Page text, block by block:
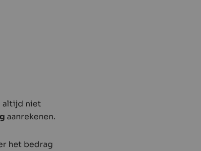
altijd niet
aanrekenen.
het bedrag